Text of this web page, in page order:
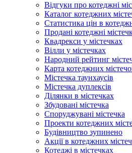
Відгуки про котеджні
Каталог котеджних
Статистика цін в
Продані котеджні
Квадрекси у містечках
Вілли у містечках
Народний рейтинг
Карта котеджних
Містечка таунхаусів
Містечка дуплексів
Ділянки в містечках
Збудовані містечка
Споруджувані містечка
Проекти котеджних
Будівництво зупинено
Акції в котеджних
Котеджі в містечках